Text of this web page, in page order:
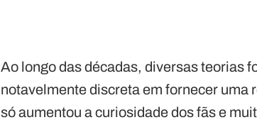
Ao longo das décadas, diversas teorias
notavelmente discreta em fornecer uma
só aumentou a curiosidade dos fãs e